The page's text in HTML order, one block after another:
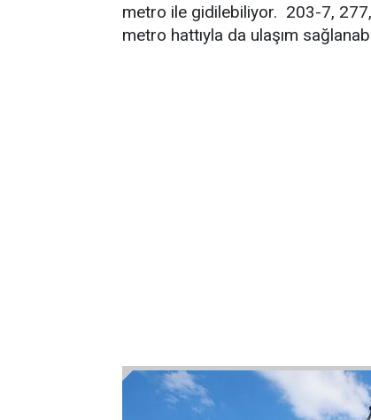
metro ile gidilebiliyor. 203-7,
metro hattıyla da ulaşım